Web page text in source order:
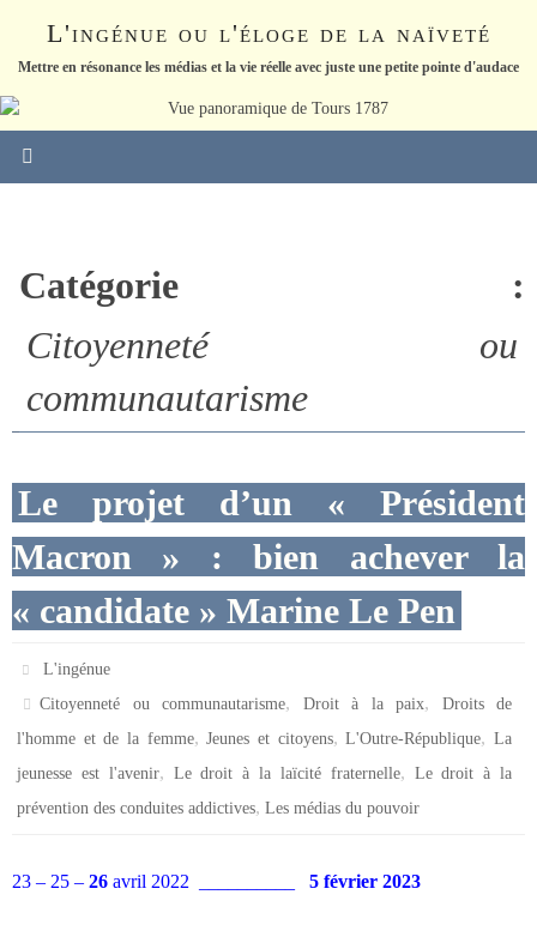
L'ingénue ou l'éloge de la naïveté
Mettre en résonance les médias et la vie réelle avec juste une petite pointe d'audace
Catégorie :
Citoyenneté ou
communautarisme
Le projet d’un « Président
Macron » : bien achever la
« candidate » Marine Le Pen
L'ingénue
Citoyenneté ou communautarisme, Droit à la paix, Droits de
l'homme et de la femme,Jeunes et citoyens,L'Outre-République,La
jeunesse est l'avenir, Le droit à la laïcité fraternelle, Le droit à la
prévention des conduites addictives, Les médias du pouvoir
23 – 25 – 26 avril 2022 __________ 5 février 2023